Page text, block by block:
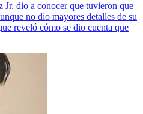
Jr. dio a conocer que tuvieron que
no dio mayores detalles de su
reveló cómo se dio cuenta que